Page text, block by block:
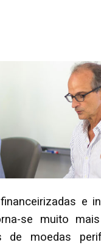
e
se muito
de moedas